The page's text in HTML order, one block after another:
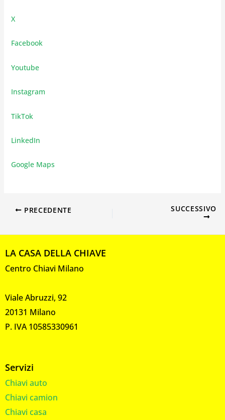
X
Facebook
Youtube
Instagram
TikTok
LinkedIn
Google Maps
PRECEDENTE SUCCESSIVO
LA CASA DELLA CHIAVE
Centro Chiavi Milano
Viale Abruzzi, 92
20131 Milano
P. IVA 10585330961
Servizi
Chiavi auto
Chiavi camion
Chiavi casa